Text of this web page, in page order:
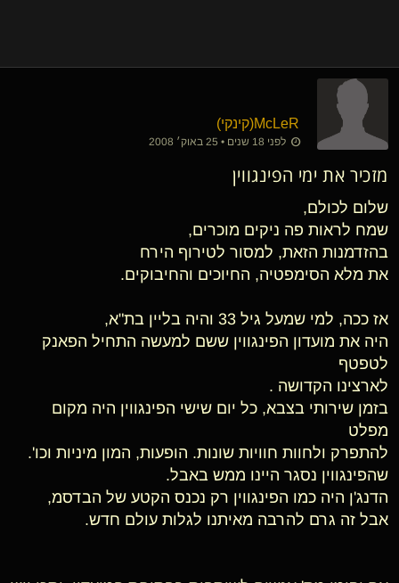
McLeR​(קינקי)
לפני 18 שנים • 25 באוק׳ 2008
מזכיר את ימי הפינגווין
שלום לכולם,
שמח לראות פה ניקים מוכרים,
בהזדמנות הזאת, למסור לטירוף הירח
את מלא הסימפטיה, החיוכים והחיבוקים.
אז ככה, למי שמעל גיל 33 והיה בליין בת"א,
היה את מועדון הפינגווין ששם למעשה התחיל הפאנק
לטפטף
לארצינו הקדושה .
בזמן שירותי בצבא, כל יום שישי הפינגווין היה מקום
מפלט
להתפרק ולחוות חוויות שונות. הופעות, המון מיניות וכו'.
שהפינגווין נסגר היינו ממש באבל.
הדנג'ן היה כמו הפינגווין רק נכנס הקטע של הבדסמ,
אבל זה גרם להרבה מאיתנו לגלות עולם חדש.